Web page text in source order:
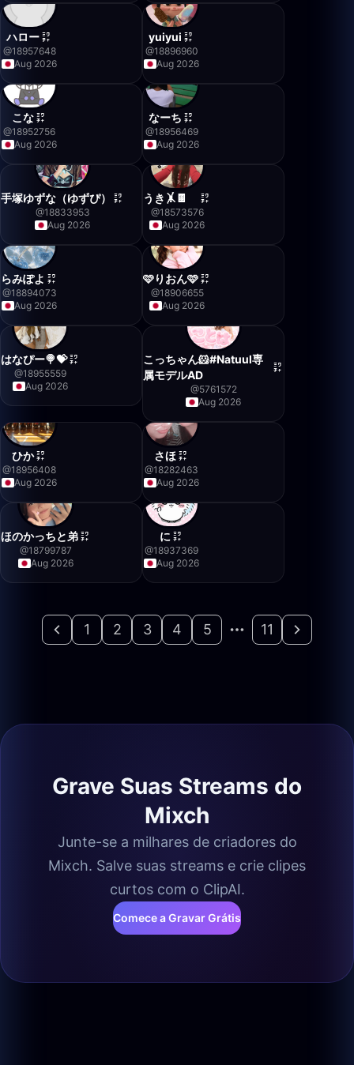
ハロー
@18957648
Aug 2026
yuiyui
@18896960
Aug 2026
こな
@18952756
Aug 2026
なーち
@18956469
Aug 2026
手塚ゆずな（ゆずぴ）
@18833953
Aug 2026
うき🤸🍫
@18573576
Aug 2026
らみぽよ
@18894073
Aug 2026
🩷りおん🩷
@18906655
Aug 2026
はなぴー🍭💝
@18955559
Aug 2026
こっちゃん🐹#Natuul専
属モデルAD
@5761572
Aug 2026
ひか
@18956408
Aug 2026
さほ
@18282463
Aug 2026
ほのかっちと弟
@18799787
Aug 2026
に
@18937369
Aug 2026
1 2 3 4 5 11
Grave Suas Streams do
Mixch
Junte-se a milhares de criadores do
Mixch. Salve suas streams e crie clipes
curtos com o ClipAI.
Comece a Gravar Grátis